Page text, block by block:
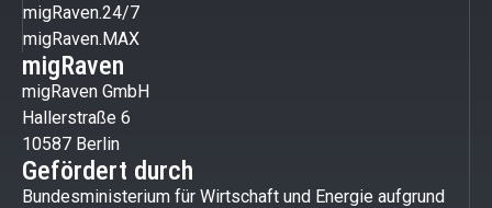
migRaven.24/7
migRaven.MAX
migRaven
migRaven GmbH
Hallerstraße 6
10587 Berlin
Gefördert durch
Bundesministerium für Wirtschaft und Energie aufgrund